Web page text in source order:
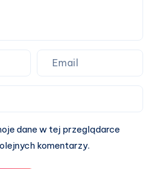
dane w tej przeglądarce
komentarzy.